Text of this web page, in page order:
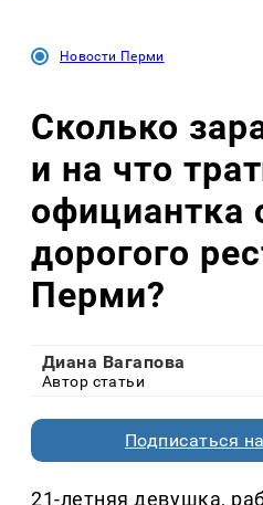
Новости Перми
Сколько
и на что
официантка
дорогого
Перми?
Диана Вагапова
Автор статьи
Подписаться
21-летняя девушка,